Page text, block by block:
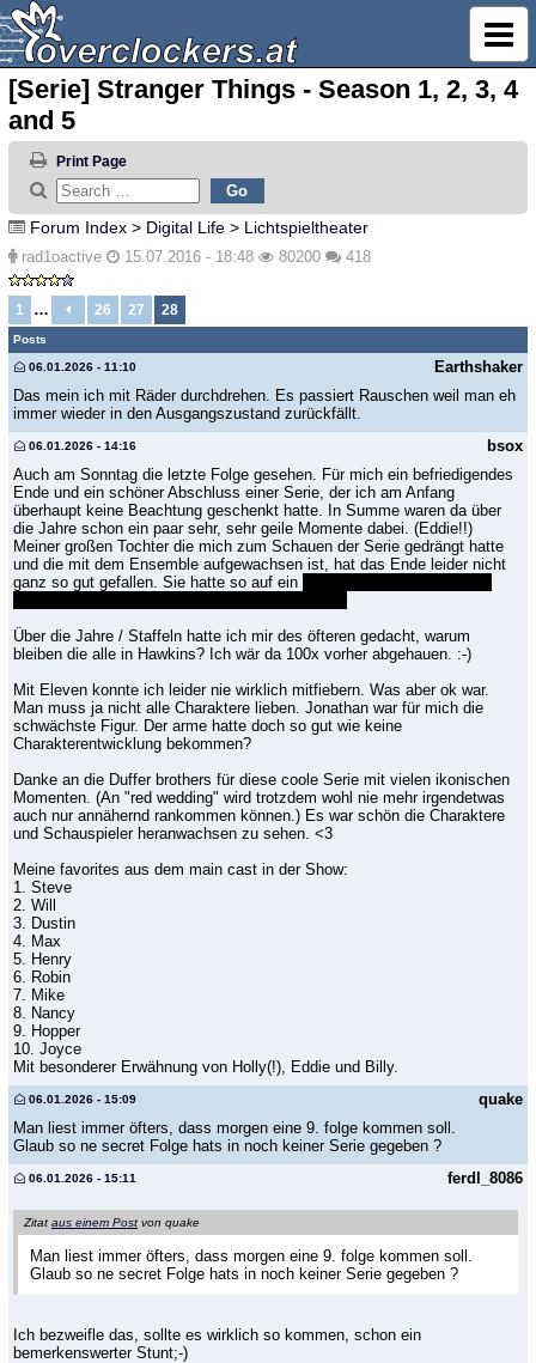
[Serie] Stranger Things - Season 1, 2, 3, 4
and 5
Print Page
Forum Index > Digital Life > Lichtspieltheater
rad1oactive 15.07.2016 - 18:48 80200 418
1 … 26 27 28
Posts
Earthshaker
06.01.2026 - 11:10
Das mein ich mit Räder durchdrehen. Es passiert Rauschen weil man eh
immer wieder in den Ausgangszustand zurückfällt.
bsox
06.01.2026 - 14:16
Auch am Sonntag die letzte Folge gesehen. Für mich ein befriedigendes
Ende und ein schöner Abschluss einer Serie, der ich am Anfang
überhaupt keine Beachtung geschenkt hatte. In Summe waren da über
die Jahre schon ein paar sehr, sehr geile Momente dabei. (Eddie!!)
Meiner großen Tochter die mich zum Schauen der Serie gedrängt hatte
und die mit dem Ensemble aufgewachsen ist, hat das Ende leider nicht
ganz so gut gefallen. Sie hatte so auf ein
Über die Jahre / Staffeln hatte ich mir des öfteren gedacht, warum
bleiben die alle in Hawkins? Ich wär da 100x vorher abgehauen. :-)
Mit Eleven konnte ich leider nie wirklich mitfiebern. Was aber ok war.
Man muss ja nicht alle Charaktere lieben. Jonathan war für mich die
schwächste Figur. Der arme hatte doch so gut wie keine
Charakterentwicklung bekommen?
Danke an die Duffer brothers für diese coole Serie mit vielen ikonischen
Momenten. (An "red wedding" wird trotzdem wohl nie mehr irgendetwas
auch nur annähernd rankommen können.) Es war schön die Charaktere
und Schauspieler heranwachsen zu sehen. <3
Meine favorites aus dem main cast in der Show:
1. Steve
2. Will
3. Dustin
4. Max
5. Henry
6. Robin
7. Mike
8. Nancy
9. Hopper
10. Joyce
Mit besonderer Erwähnung von Holly(!), Eddie und Billy.
quake
06.01.2026 - 15:09
Man liest immer öfters, dass morgen eine 9. folge kommen soll.
Glaub so ne secret Folge hats in noch keiner Serie gegeben ?
ferdl_8086
06.01.2026 - 15:11
Zitat aus einem Post von quake
Man liest immer öfters, dass morgen eine 9. folge kommen soll.
Glaub so ne secret Folge hats in noch keiner Serie gegeben ?
Ich bezweifle das, sollte es wirklich so kommen, schon ein
bemerkenswerter Stunt;-)